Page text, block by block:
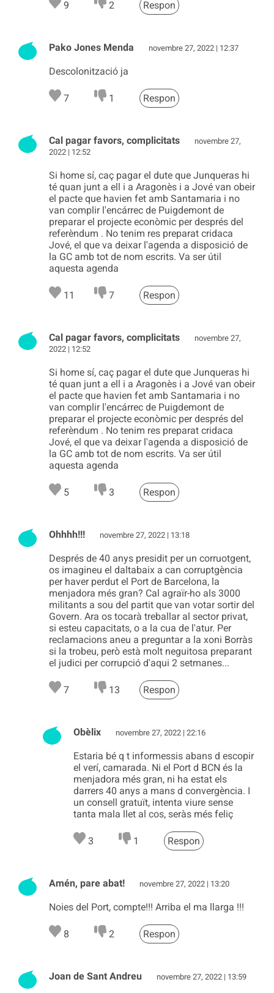
9 2 Respon
Pako Jones Menda novembre 27, 2022 | 12:37
Descolonització ja
7 1 Respon
Cal pagar favors, complicitats
novembre 27,
2022 | 12:52
Si home sí, caç pagar el dute que Junqueras hi
té quan junt a ell i a Aragonès i a Jové van obeir
el pacte que havien fet amb Santamaria i no
van complir l'encárrec de Puigdemont de
preparar el projecte econòmic per després del
referèndum . No tenim res preparat cridaca
Jové, el que va deixar l'agenda a disposició de
la GC amb tot de nom escrits. Va ser útil
aquesta agenda
11 7 Respon
Cal pagar favors, complicitats
novembre 27,
2022 | 12:52
Si home sí, caç pagar el dute que Junqueras hi
té quan junt a ell i a Aragonès i a Jové van obeir
el pacte que havien fet amb Santamaria i no
van complir l'encárrec de Puigdemont de
preparar el projecte econòmic per després del
referèndum . No tenim res preparat cridaca
Jové, el que va deixar l'agenda a disposició de
la GC amb tot de nom escrits. Va ser útil
aquesta agenda
5 3 Respon
Ohhhh!!! novembre 27, 2022 | 13:18
Després de 40 anys presidit per un corruotgent,
os imagineu el daltabaix a can corruptgència
per haver perdut el Port de Barcelona, la
menjadora més gran? Cal agraïr-ho als 3000
militants a sou del partit que van votar sortir del
Govern. Ara os tocarà treballar al sector privat,
si esteu capacitats, o a la cua de l'atur. Per
reclamacions aneu a preguntar a la xoni Borràs
si la trobeu, però està molt neguitosa preparant
el judici per corrupció d'aqui 2 setmanes...
7 13 Respon
Obèlix novembre 27, 2022 | 22:16
Estaria bé q t informessis abans d escopir
el verí, camarada. Ni el Port d BCN és la
menjadora més gran, ni ha estat els
darrers 40 anys a mans d convergència. I
un consell gratuït, intenta viure sense
tanta mala llet al cos, seràs més feliç
3 1 Respon
Amén, pare abat! novembre 27, 2022 | 13:20
Noies del Port, compte!!! Arriba el ma llarga !!!
8 2 Respon
Joan de Sant Andreu novembre 27, 2022 | 13:59